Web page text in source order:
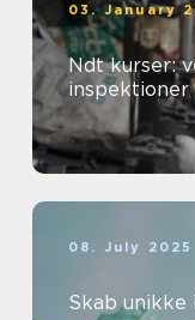
03. January
Ndt kurser:
inspektioner
08. July 2025
Skab